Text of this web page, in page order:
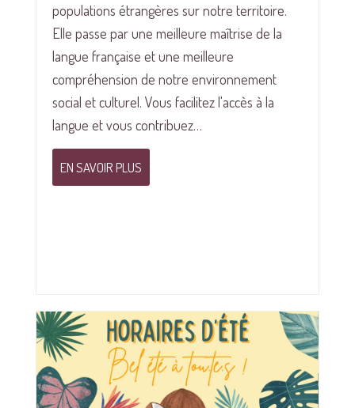
populations étrangères sur notre territoire.
Elle passe par une meilleure maîtrise de la
langue française et une meilleure
compréhension de notre environnement
social et culturel. Vous facilitez l'accès à la
langue et vous contribuez…
EN SAVOIR PLUS